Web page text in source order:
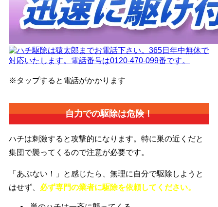
※タップすると電話がかかります
自力での駆除は危険！
ハチは刺激すると攻撃的になります。特に巣の近くだと
集団で襲ってくるので注意が必要です。
「あぶない！」と感じたら、無理に自分で駆除しようと
はせず、 必ず専門の業者に駆除を依頼してください。